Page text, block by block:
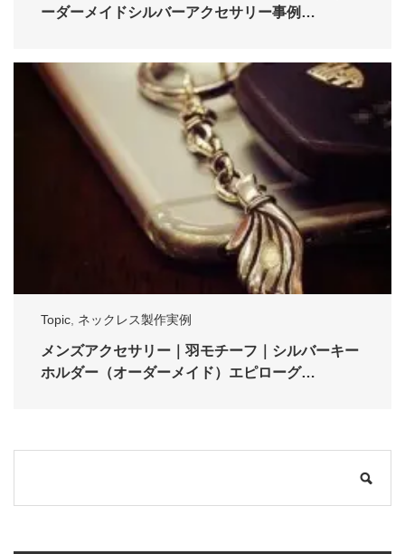
ーダーメイドシルバーアクセサリー事例…
Topic, ネックレス製作実例
メンズアクセサリー｜羽モチーフ｜シルバーキー
ホルダー（オーダーメイド）エピローグ…